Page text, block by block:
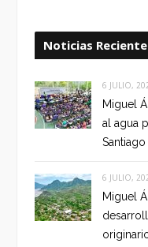
Noticias
6 JULIO,
Miguel
al agua
6 JULIO,
Miguel